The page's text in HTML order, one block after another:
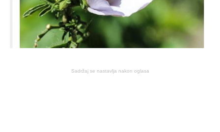
Sadržaj se nastavlja nakon oglasa